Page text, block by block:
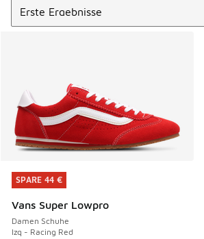
SPARE 44 €
Vans Super Lowpro
Damen Schuhe
Izq - Racing Red
SPARE 44 €